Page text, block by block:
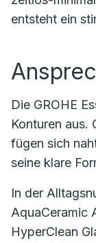
entsteht ein
Die GROHE
Konturen aus.
fügen sich
seine klare
In der
AquaCeramic
HyperClean